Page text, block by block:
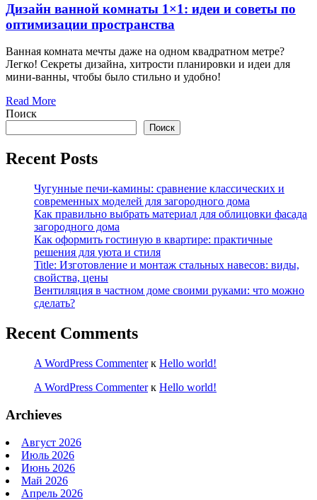
Дизайн ванной комнаты 1×1: идеи и советы по
оптимизации пространства
Ванная комната мечты даже на одном квадратном метре?
Легко! Секреты дизайна, хитрости планировки и идеи для
мини-ванны, чтобы было стильно и удобно!
Read More
Поиск
Поиск
Recent Posts
Чугунные печи-камины: сравнение классических и
современных моделей для загородного дома
Как правильно выбрать материал для облицовки фасада
загородного дома
Как оформить гостиную в квартире: практичные
решения для уюта и стиля
Title: Изготовление и монтаж стальных навесов: виды,
свойства, цены
Вентиляция в частном доме своими руками: что можно
сделать?
Recent Comments
A WordPress Commenterк Hello world!
A WordPress Commenterк Hello world!
Archieves
Август 2026
Июль 2026
Июнь 2026
Май 2026
Апрель 2026